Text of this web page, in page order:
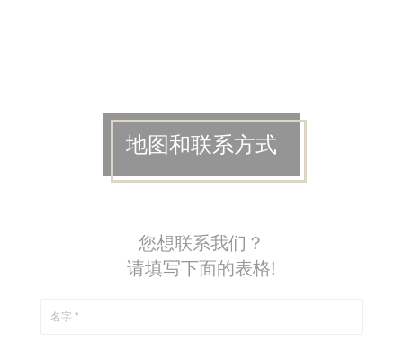
地图和联系方式
您想联系我们？
请填写下面的表格!